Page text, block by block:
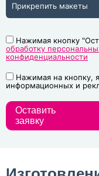
Прикрепить макеты
Нажимая кнопку
обработку
конфиденциальности
Нажимая на кнопку,
информационных и
Оставить
заявку